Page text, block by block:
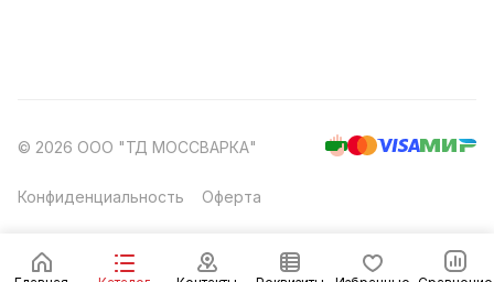
© 2026 ООО "ТД МОССВАРКА"
Конфиденциальность Оферта